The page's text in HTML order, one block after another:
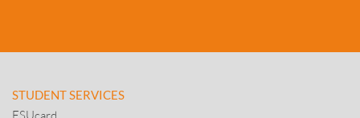
STUDENT SERVICES
ESUcard